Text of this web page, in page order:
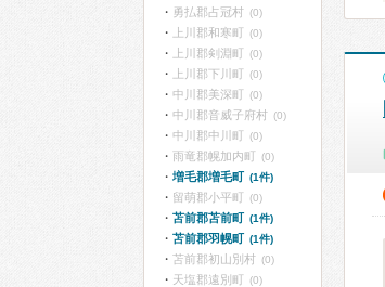
勇払郡占冠村 (0)
上川郡和寒町 (0)
上川郡剣淵町 (0)
上川郡下川町 (0)
中川郡美深町 (0)
中川郡音威子府村 (0)
中川郡中川町 (0)
雨竜郡幌加内町 (0)
増毛郡増毛町 (1件)
留萌郡小平町 (0)
苫前郡苫前町 (1件)
苫前郡羽幌町 (1件)
苫前郡初山別村 (0)
天塩郡遠別町 (0)